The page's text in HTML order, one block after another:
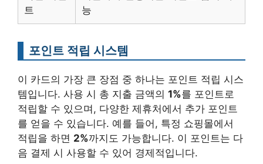
트
능
포인트 적립 시스템
이 카드의 가장 큰 장점 중 하나는 포인트 적립 시스
템입니다. 사용 시 총 지출 금액의 1%를 포인트로
적립할 수 있으며, 다양한 제휴처에서 추가 포인트
를 얻을 수 있습니다. 예를 들어, 특정 쇼핑몰에서
적립을 하면 2%까지도 가능합니다. 이 포인트는 다
음 결제 시 사용할 수 있어 경제적입니다.